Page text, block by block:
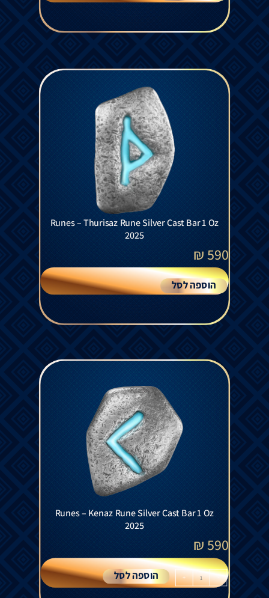
Runes – Thurisaz Rune Silver Cast Bar 1 Oz
2025
590
₪
הוספה לסל
Runes – Kenaz Rune Silver Cast Bar 1 Oz
2025
590
₪
-
+ הוספה לסל